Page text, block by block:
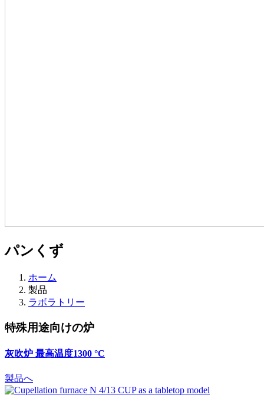
パンくず
ホーム
製品
ラボラトリー
特殊用途向けの炉
灰吹炉 最高温度1300 °C
製品へ